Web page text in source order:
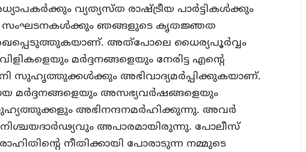
വ്യത്യസ്ത രാഷ്ട്രീയ പാര്‍ട്ടികള്‍ക്കും
സംഘടനകള്‍ക്കും ഞങ്ങളുടെ കൃതജ്ഞത
അത്‌പോലെ ധൈര്യപൂര്‍വ്വം
മര്‍ദ്ദനങ്ങളെയും നേരിട്ട എന്റെ
സുഹൃത്തുക്കള്‍ക്കും അഭിവാദ്യമര്‍പ്പിക്കുകയാണ്.
മര്‍ദ്ദനങ്ങളെയും അസഭ്യവര്‍ഷങ്ങളെയും
അഭിനന്ദനമര്‍ഹിക്കുന്നു. അവര്‍
നിശ്ചയദാര്‍ഢ്യവും അപാരമായിരുന്നു. പോലീസ്
നീതിക്കായി പോരാടുന്ന നമ്മുടെ